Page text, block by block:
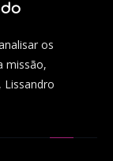
os
missão,
Lissandro